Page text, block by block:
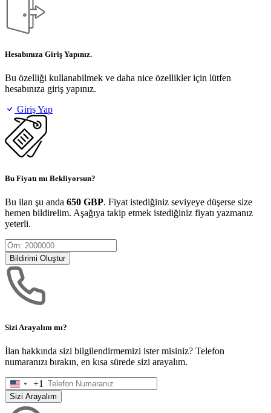
Hesabınıza Giriş Yapınız.
Bu özelliği kullanabilmek ve daha nice özellikler için lütfen
hesabınıza giriş yapınız.
Giriş Yap
Bu Fiyatı mı Bekliyorsun?
Bu ilan şu anda 650 GBP. Fiyat istediğiniz seviyeye düşerse size
hemen bildirelim. Aşağıya takip etmek istediğiniz fiyatı yazmanız
yeterli.
Bildirimi Oluştur
Sizi Arayalım mı?
İlan hakkında sizi bilgilendirmemizi ister misiniz? Telefon
numaranızı bırakın, en kısa sürede sizi arayalım.
United
States
+1
+1
Sizi Arayalım